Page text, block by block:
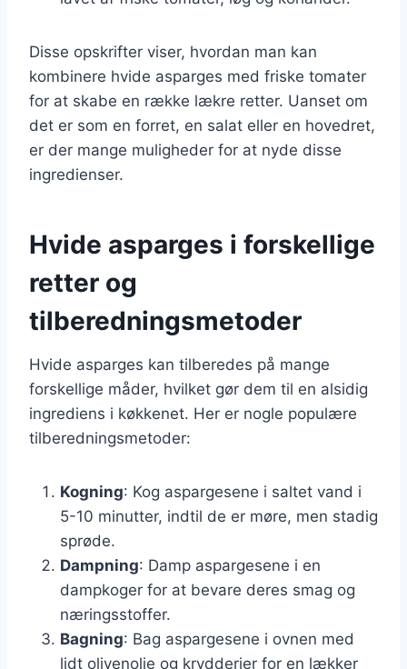
Disse opskrifter viser, hvordan man kan
kombinere hvide asparges med friske tomater
for at skabe en række lækre retter. Uanset om
det er som en forret, en salat eller en hovedret,
er der mange muligheder for at nyde disse
ingredienser.
Hvide asparges i forskellige
retter og
tilberedningsmetoder
Hvide asparges kan tilberedes på mange
forskellige måder, hvilket gør dem til en alsidig
ingrediens i køkkenet. Her er nogle populære
tilberedningsmetoder:
Kogning: Kog aspargesene i saltet vand i
5-10 minutter, indtil de er møre, men stadig
sprøde.
Dampning: Damp aspargesene i en
dampkoger for at bevare deres smag og
næringsstoffer.
Bagning: Bag aspargesene i ovnen med
lidt olivenolie og krydderier for en lækker